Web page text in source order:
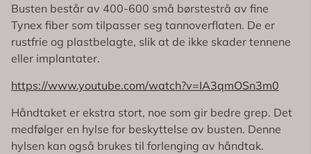
Busten består av 400-600 små børstestrå av fine
Tynex fiber som tilpasser seg tannoverflaten. De er
rustfrie og plastbelagte, slik at de ikke skader tennene
eller implantater.
https://www.youtube.com/watch?v=IA3qmOSn3m0
Håndtaket er ekstra stort, noe som gir bedre grep. Det
medfølger en hylse for beskyttelse av busten. Denne
hylsen kan også brukes til forlenging av håndtak.